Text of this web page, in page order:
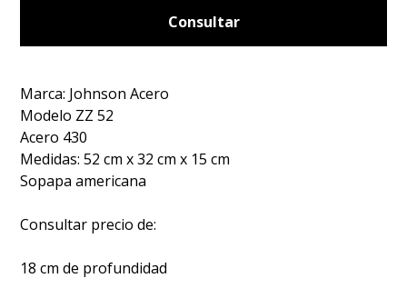
Consultar
Marca: Johnson Acero
Modelo ZZ 52
Acero 430
Medidas: 52 cm x 32 cm x 15 cm
Sopapa americana
Consultar precio de:
18 cm de profundidad